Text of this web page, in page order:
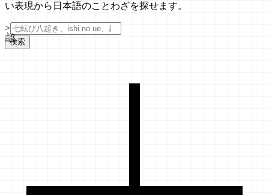
い表現から日本語のことわざを探せます。
>
検索
諺